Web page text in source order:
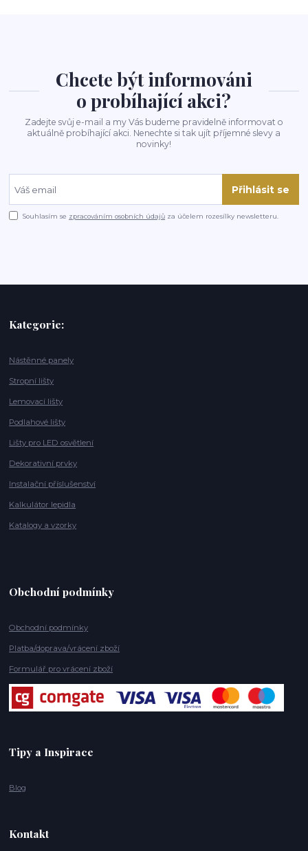
Chcete být informováni
o probíhající akci?
Zadejte svůj e-mail a my Vás budeme pravidelně informovat o
aktuálně probíhající akci. Nenechte si tak ujít příjemné slevy a
novinky!
Přihlásit se
Souhlasím se zpracováním osobních údajů za účelem rozesílky newsletteru.
Kategorie:
Nástěnné panely
Stropní lišty
Lemovací lišty
Podlahové lišty
Lišty pro LED osvětlení
Dekorativní prvky
Instalační příslušenství
Kalkulátor lepidla
Katalogy a vzorky
Obchodní podmínky
Obchodní podmínky
Platba/doprava/vrácení zboží
Formulář pro vrácení zboží
Tipy a Inspirace
Blog
Kontakt